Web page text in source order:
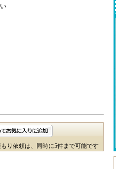
り依頼は、同時に5件まで可能です